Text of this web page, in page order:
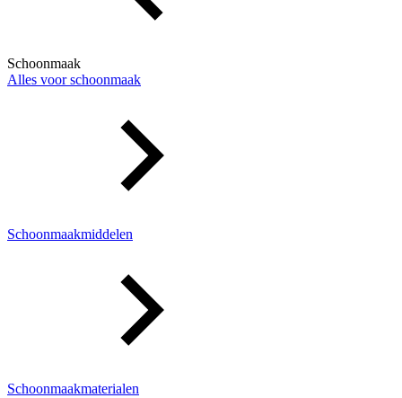
Schoonmaak
Alles voor schoonmaak
Schoonmaakmiddelen
Schoonmaakmaterialen